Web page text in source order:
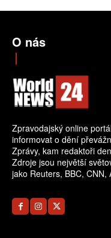
O nás
Zpravodajský online
informovat o dění
Zprávy, kam redaktoři
Zdroje jsou největší
jako Reuters, BBC, CNN,